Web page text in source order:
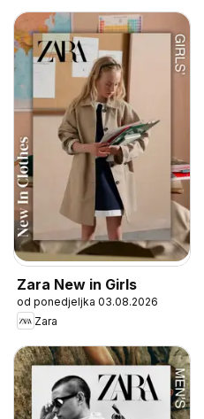
Zara New in Girls
od ponedjeljka 03.08.2026
Zara